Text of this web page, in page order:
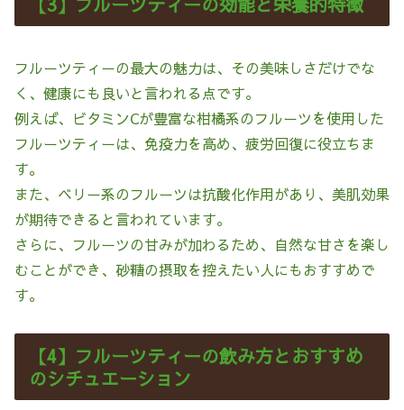
フルーツティーの最大の魅力は、その美味しさだけでな
く、健康にも良いと言われる点です。
例えば、ビタミンCが豊富な柑橘系のフルーツを使用した
フルーツティーは、免疫力を高め、疲労回復に役立ちま
す。
また、ベリー系のフルーツは抗酸化作用があり、美肌効果
が期待できると言われています。
さらに、フルーツの甘みが加わるため、自然な甘さを楽し
むことができ、砂糖の摂取を控えたい人にもおすすめで
す。
【4】フルーツティーの飲み方とおすすめ
のシチュエーション